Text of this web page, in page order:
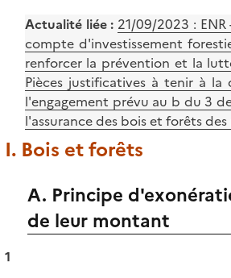
Actualité liée : 21/09/2023 :
compte d'investissement
renforcer la prévention et la
Pièces justificatives à tenir à
l'engagement prévu au b du 3
l'assurance des bois et forêts
I. Bois et forêts
A. Principe
de leur montant
1